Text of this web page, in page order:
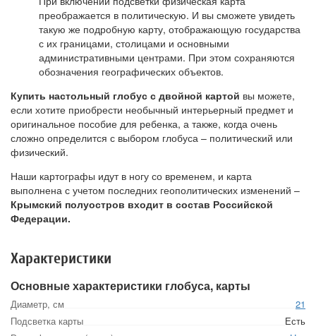
преображается в политическую. И вы сможете увидеть
такую же подробную карту, отображающую государства
с их границами, столицами и основными
административными центрами. При этом сохраняются
обозначения географических объектов.
Купить настольный глобус с двойной картой вы можете,
если хотите приобрести необычный интерьерный предмет и
оригинальное пособие для ребенка, а также, когда очень
сложно определится с выбором глобуса – политический или
физический.
Наши картографы идут в ногу со временем, и карта
выполнена с учетом последних геополитических изменений –
Крымский полуостров входит в состав Российской
Федерации.
Характеристики
Основные характеристики глобуса, карты
Диаметр, см
21
Подсветка карты
Есть